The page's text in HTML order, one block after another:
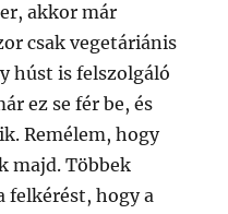
akkor már
csak vegetáriánis
húst is felszolgáló
ez se fér be, és
Remélem, hogy
majd. Többek
felkérést, hogy a